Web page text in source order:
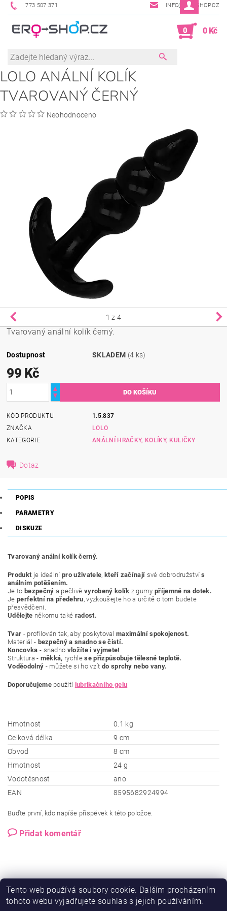
773 507 371 INFO@ERO-SHOP.CZ
0 0 Kč
LOLO ANÁLNÍ KOLÍK
TVAROVANÝ ČERNÝ
Neohodnoceno
1 z 4
Tvarovaný anální kolík černý.
Dostupnost SKLADEM (4 ks)
99 Kč
KÓD PRODUKTU
1.5.837
ZNAČKA
LOLO
KATEGORIE
ANÁLNÍ HRAČKY, KOLÍKY, KULIČKY
Dotaz
POPIS
PARAMETRY
DISKUZE
Tvarovaný anální kolík černý.
Produkt je ideálnípro uživatele, kteří začínají své dobrodružstvís
análním potěšením.
Je to bezpečný a pečlivěvyrobený kolík z gumypříjemné na dotek.
Je perfektní na předehru, vyzkoušejte ho a určitě o tom budete
přesvědčeni.
Udělejte někomu také radost.
Tvar - profilován tak, aby poskytovalmaximální spokojenost.
Materiál - bezpečný a snadno se čistí.
Koncovka - snadno vložíte i vyjmete!
Struktura - měkká, rychlese přizpůsobuje tělesné teplotě.
Voděodolný - můžete si ho vzít do sprchy nebo vany.
Doporučujemepoužití lubrikačního gelu
Hmotnost
0.1 kg
Celková délka
9 cm
Obvod
8 cm
Hmotnost
24 g
Vodotěsnost
ano
EAN
8595682924994
Buďte první, kdo napíše příspěvek k této položce.
Přidat komentář
Tento web používá soubory cookie. Dalším procházením
tohoto webu vyjadřujete souhlas s jejich používáním.